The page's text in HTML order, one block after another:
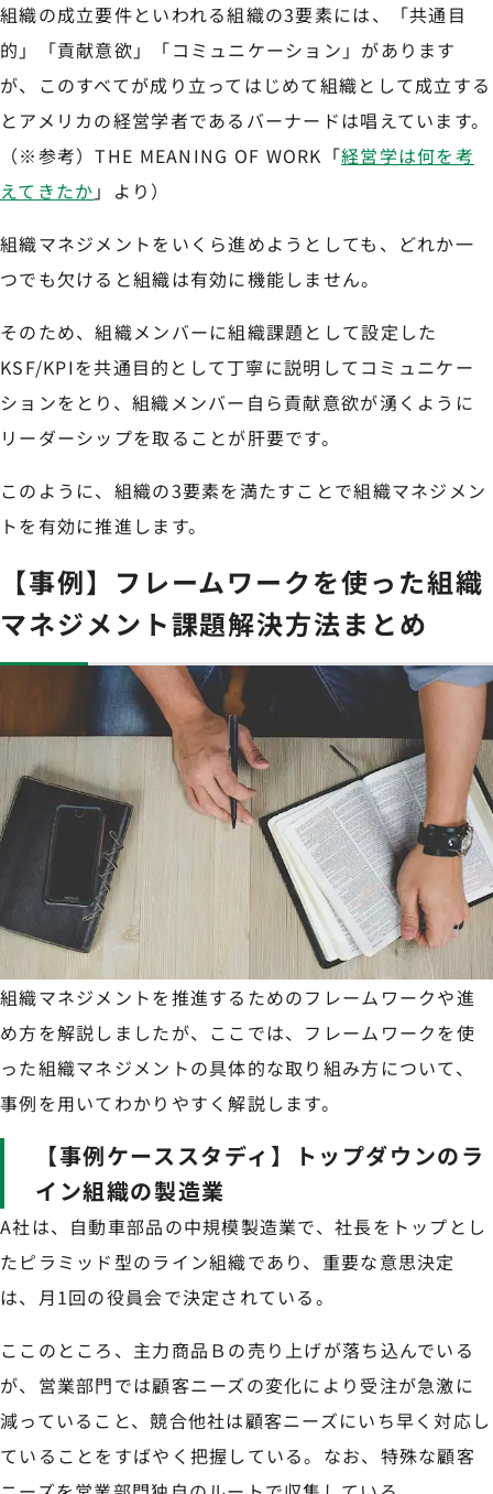
組織の成立要件といわれる組織の3要素には、「共通目
的」「貢献意欲」「コミュニケーション」があります
が、このすべてが成り立ってはじめて組織として成立する
とアメリカの経営学者であるバーナードは唱えています。
（※参考）THE MEANING OF WORK「経営学は何を考
えてきたか 」より）
組織マネジメントをいくら進めようとしても、どれか一
つでも欠けると組織は有効に機能しません。
そのため、組織メンバーに組織課題として設定した
KSF/KPIを共通目的として丁寧に説明してコミュニケー
ションをとり、組織メンバー自ら貢献意欲が湧くように
リーダーシップを取ることが肝要です。
このように、組織の3要素を満たすことで組織マネジメン
トを有効に推進します。
【事例】フレームワークを使った組織
マネジメント課題解決方法まとめ
組織マネジメントを推進するためのフレームワークや進
め方を解説しましたが、ここでは、フレームワークを使
った組織マネジメントの具体的な取り組み方について、
事例を用いてわかりやすく解説します。
【事例ケーススタディ】トップダウンのラ
イン組織の製造業
A社は、自動車部品の中規模製造業で、社長をトップとし
たピラミッド型のライン組織であり、重要な意思決定
は、月1回の役員会で決定されている。
ここのところ、主力商品Ｂの売り上げが落ち込んでいる
が、営業部門では顧客ニーズの変化により受注が急激に
減っていること、競合他社は顧客ニーズにいち早く対応し
ていることをすばやく把握している。なお、特殊な顧客